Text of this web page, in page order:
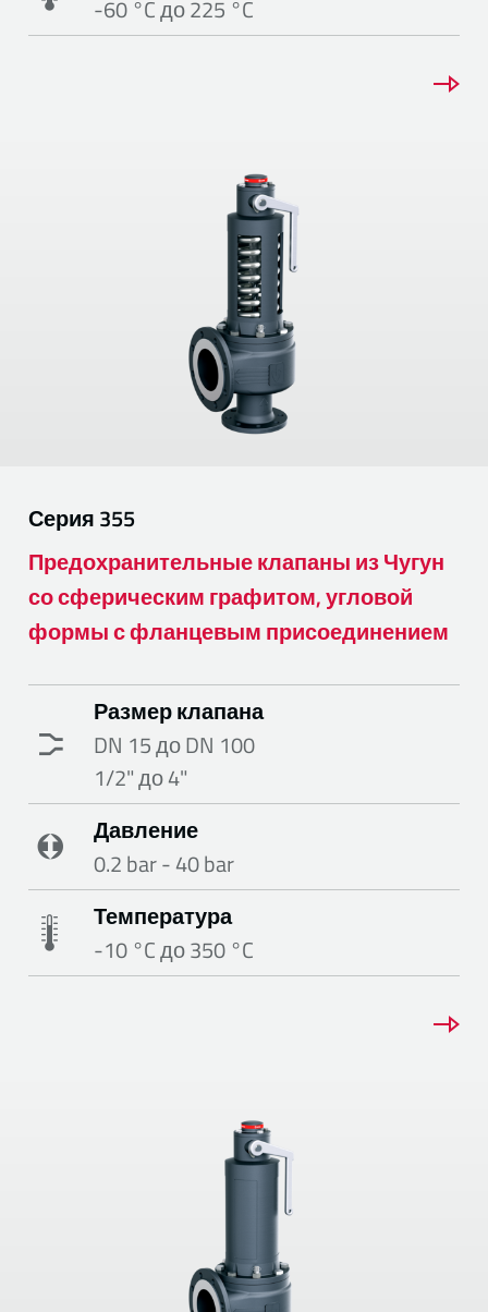
-60 °C до 225 °C
Серия355
Предохранительные клапаны из Чугун
со сферическим графитом, угловой
формы с фланцевым присоединением
Размер клапана
DN 15 до DN 100
1/2" до 4"
Давление
0.2 bar - 40 bar
Температура
-10 °C до 350 °C